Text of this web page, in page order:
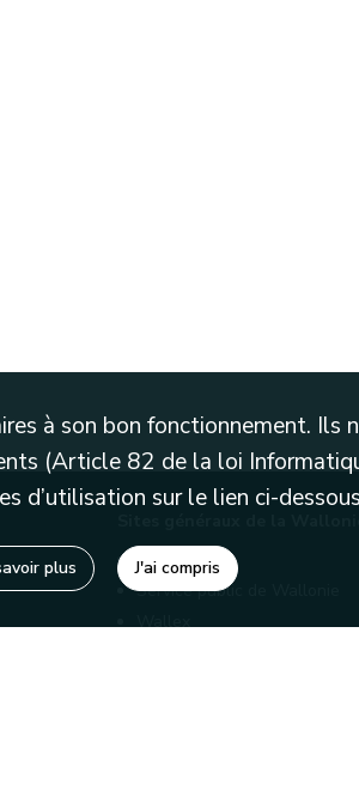
Wallonie.be
Service public de Wallonie
Wallex
à son bon fonctionnement. Ils
(Article 82 de la loi
d’utilisation sur le lien ci-
plus J'ai compris